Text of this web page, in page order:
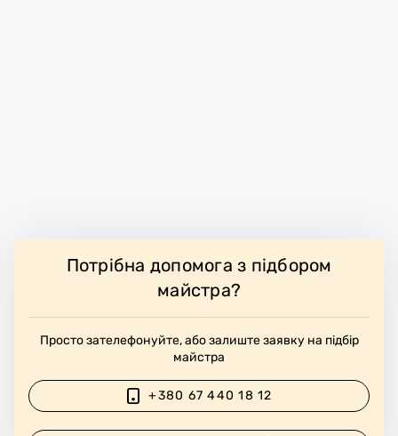
Потрібна допомога з підбором
майстра?
Просто зателефонуйте, або залиште заявку на підбір
майстра
+380 67 440 18 12